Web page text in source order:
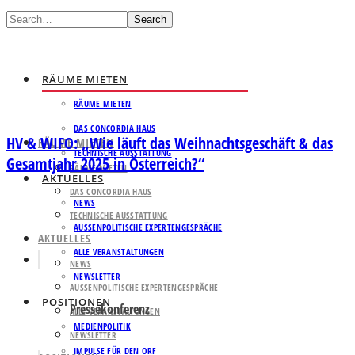
Search
RÄUME MIETEN
RÄUME MIETEN
DAS CONCORDIA HAUS
TECHNISCHE AUSSTATTUNG
AKTUELLES
NEWS
AUSSENPOLITISCHE EXPERTENGESPRÄCHE
ALLE VERANSTALTUNGEN
NEWSLETTER
POSITIONEN
MEDIENPOLITIK
IMPULSE FÜR DEN ORF
RÄUME MIETEN
RÄUME MIETEN
DAS CONCORDIA HAUS
TECHNISCHE AUSSTATTUNG
AKTUELLES
NEWS
AUSSENPOLITISCHE EXPERTENGESPRÄCHE
ALLE VERANSTALTUNGEN
NEWSLETTER
HV & WIFO: „Wie läuft das Weihnachtsgeschäft & das
Gesamtjahr 2025 in Österreich?“
Pressekonferenz